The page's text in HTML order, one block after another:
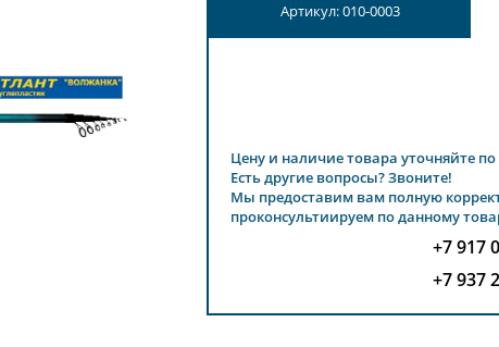
Артикул: 010-0003
Цену и наличие товара уточняйте по
Есть другие вопросы? Звоните!
Мы предоставим вам полную
проконсультиируем по данному
+7 917
+7 937